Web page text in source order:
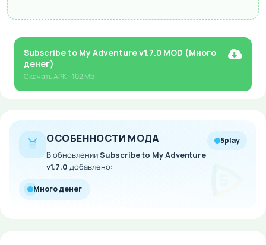
Subscribe to My Adventure v1.7.0 MOD (Много
денег)
СкачатьAPK- 102 Mb
ОСОБЕННОСТИ МОДА
В обновленииSubscribe to My Adventure
v1.7.0 добавлено:
5play
Много денег